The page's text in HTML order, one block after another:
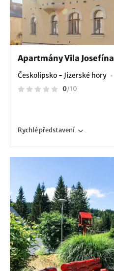
Apartmány Vila Josefína
Českolipsko - Jizerské hory
0/10
Rychlépředstavení